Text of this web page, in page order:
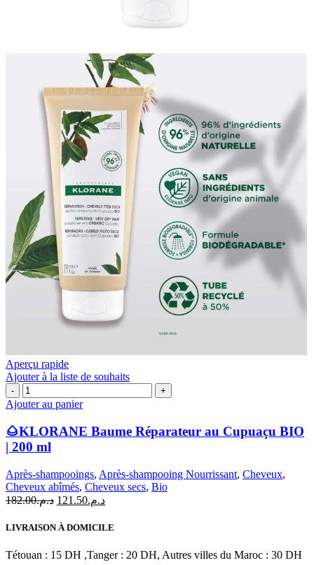
Aperçu rapide
Ajouter à la liste de souhaits
quantité
de
KLORANE
Baume
Réparateur
Cupuaçu
BIO
|
ml
Ajouter au panier
🌰KLORANE Baume Réparateur au Cupuaçu BIO
| 200 ml
Après-shampooings, Après-shampooing Nourrissant, Cheveux,
Cheveux abîmés, Cheveux secs, Bio
د.م.182.00
Le
initial
د.م.121.50
Le
actuel
د.م.121.50.
LIVRAISON À DOMICILE
Tétouan : 15 DH ,Tanger : 20 DH, Autres villes du Maroc : 30 DH